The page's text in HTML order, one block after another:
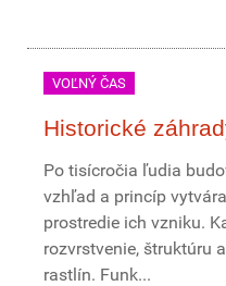
VOĽNÝ ČAS
Historické
Po tisícročia ľudia
vzhľad a princíp
prostredie ich vzniku.
rozvrstvenie, štruktúru
rastlín. Funk...